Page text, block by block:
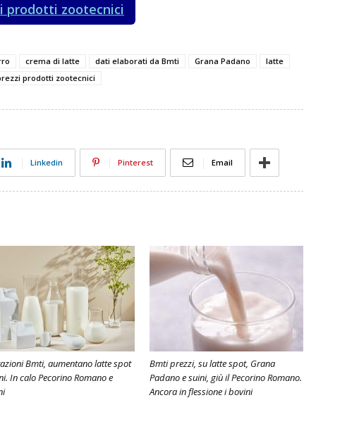
prodotti zootecnici
crema di latte dati elaborati da Bmti Grana Padano
latte
prodotti zootecnici
Linkedin Pinterest Email
Bmti, aumentano latte spot
In calo Pecorino Romano e
Bmti prezzi, su latte spot, Grana
Padano e suini, giù il Pecorino Romano.
Ancora in flessione i bovini